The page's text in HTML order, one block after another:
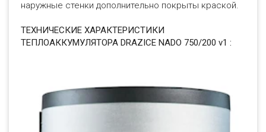
наружные стенки дополнительно покрыты краской.
ТЕХНИЧЕСКИЕ ХАРАКТЕРИСТИКИ
ТЕПЛОАККУМУЛЯТОРА DRAZICE NADO 750/200 v1 :